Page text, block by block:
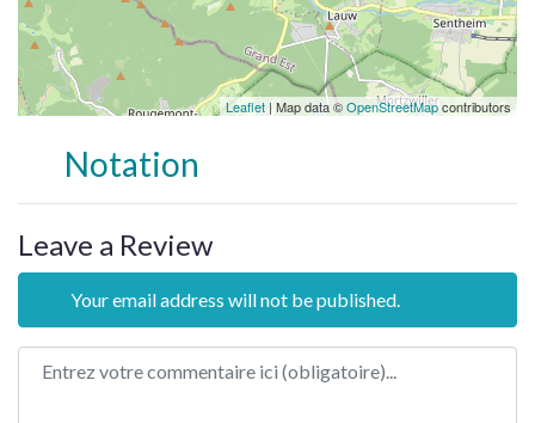
Leaflet | Map data ©OpenStreetMapcontributors
Notation
Leave a Review
Your email address will not be published.
Review text